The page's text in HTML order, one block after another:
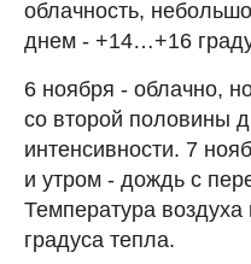
облачность,
днем - +14…+16
6 ноября - облачно,
со второй половины
интенсивности. 7
и утром - дождь с
Температура
градуса тепла.